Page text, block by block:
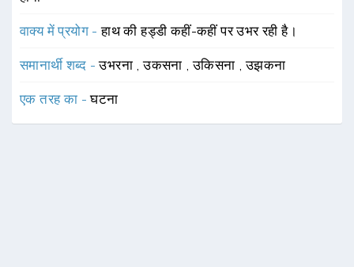
वाक्य में प्रयोग -हाथ की हड्डी कहीं-कहीं पर उभर रही है।
समानार्थी शब्द -उभरना ,उकसना ,उकिसना ,उझकना
एक तरह का -घटना